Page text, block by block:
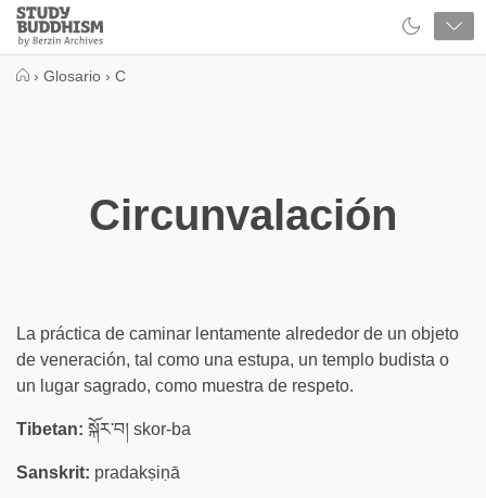
Close
Study
Buddhism
› Glosario › C
Circunvalación
La práctica de caminar lentamente alrededor de un objeto
de veneración, tal como una estupa, un templo budista o
un lugar sagrado, como muestra de respeto.
Tibetan: སྐོར་བ། skor-ba
Sanskrit: pradakṣiṇā